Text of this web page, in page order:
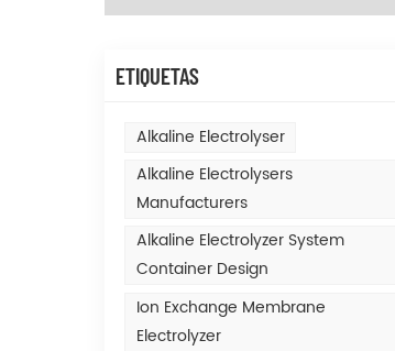
ETIQUETAS
Alkaline Electrolyser
Alkaline Electrolysers
Manufacturers
Alkaline Electrolyzer System
Container Design
Ion Exchange Membrane
Electrolyzer